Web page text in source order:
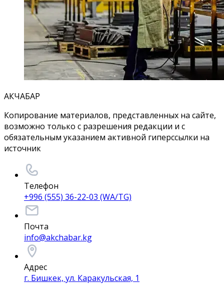
АКЧАБАР
Копирование материалов, представленных на сайте,
возможно только с разрешения редакции и с
обязательным указанием активной гиперссылки на
источник
Телефон
+996 (555) 36-22-03 (WA/TG)
Почта
info@akchabar.kg
Адрес
г. Бишкек, ул. Каракульская, 1